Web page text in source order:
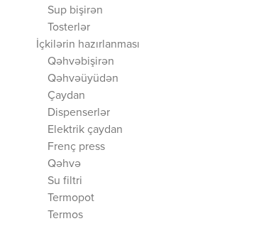
Sup bişirən
Tosterlər
İçkilərin hazırlanması
Qəhvəbişirən
Qəhvəüyüdən
Çaydan
Dispenserlər
Elektrik çaydan
Frenç press
Qəhvə
Su filtri
Termopot
Termos